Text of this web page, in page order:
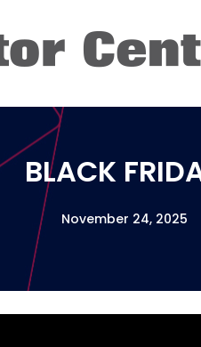
BLACK
November 24, 2025